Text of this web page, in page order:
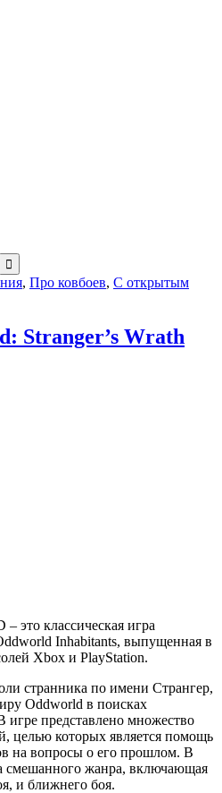
, Про ковбоев, С открытым
Stranger’s Wrath
это классическая игра
Inhabitants, выпущенная в
Xbox и PlayStation.
странника по имени Странгер,
Oddworld в поисках
представлено множество
целью которых является помощь
на вопросы о его прошлом. В
смешанного жанра, включающая
и ближнего боя.